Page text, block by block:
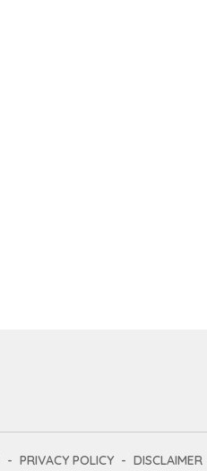
PRIVACY POLICY DISCLAIMER